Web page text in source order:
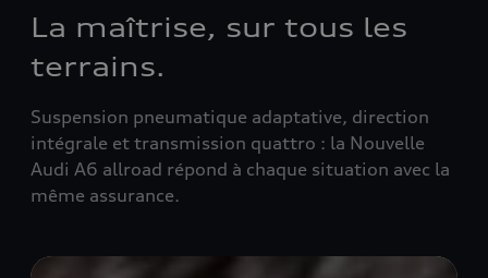
La maîtrise, sur tous les
terrains.
Suspension pneumatique adaptative, direction
intégrale et transmission quattro : la Nouvelle
Audi A6 allroad répond à chaque situation avec la
même assurance.